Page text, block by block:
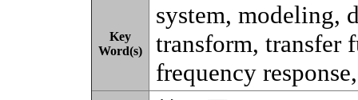
Key
Word(s)
system, modeling,
transform, transfer
frequency